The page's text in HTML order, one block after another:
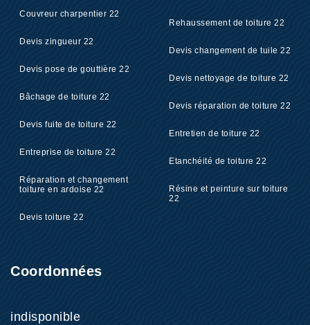
Couvreur charpentier 22
Devis zingueur 22
Devis pose de gouttière 22
Bâchage de toiture 22
Devis fuite de toiture 22
Entreprise de toiture 22
Réparation et changement
toiture en ardoise 22
Devis toiture 22
Rehaussement de toiture 22
Devis changement de tuile 22
Devis nettoyage de toiture 22
Devis réparation de toiture 22
Entretien de toiture 22
Etanchéité de toiture 22
Résine et peinture sur toiture
22
Coordonnées
indisponible